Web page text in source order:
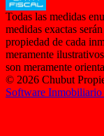
Todas las medidas
medidas exactas
propiedad de cada
meramente
son meramente
© 2026 Chubut
Software